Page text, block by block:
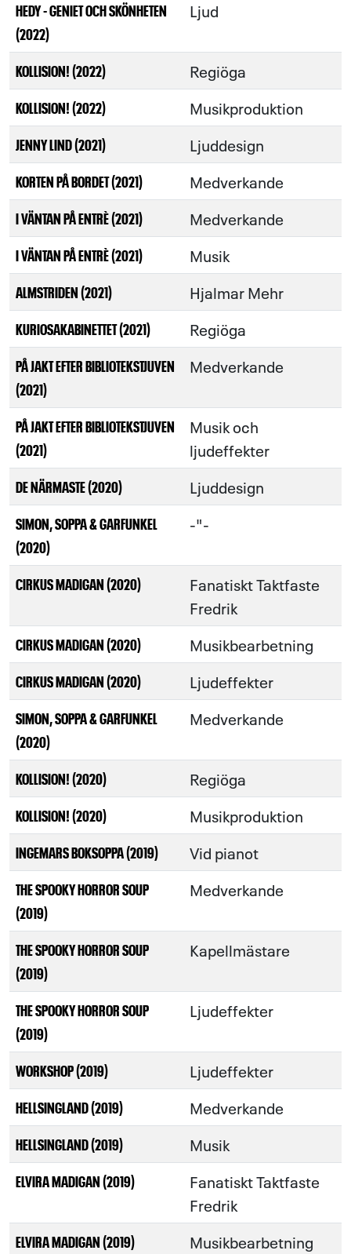
HEDY - GENIET OCH SKÖNHETEN
(2022)
Ljud
KOLLISION! (2022) Regiöga
KOLLISION! (2022) Musikproduktion
JENNY LIND (2021) Ljuddesign
KORTEN PÅ BORDET (2021) Medverkande
I VÄNTAN PÅ ENTRÈ (2021) Medverkande
I VÄNTAN PÅ ENTRÈ (2021) Musik
ALMSTRIDEN (2021) Hjalmar Mehr
KURIOSAKABINETTET (2021) Regiöga
PÅ JAKT EFTER BIBLIOTEKSTJUVEN
(2021)
Medverkande
PÅ JAKT EFTER BIBLIOTEKSTJUVEN
(2021)
Musik och
ljudeffekter
DE NÄRMASTE (2020) Ljuddesign
SIMON, SOPPA & GARFUNKEL
(2020)
-"-
CIRKUS MADIGAN (2020)
Fanatiskt Taktfaste
Fredrik
CIRKUS MADIGAN (2020) Musikbearbetning
CIRKUS MADIGAN (2020) Ljudeffekter
SIMON, SOPPA & GARFUNKEL
(2020)
Medverkande
KOLLISION! (2020) Regiöga
KOLLISION! (2020) Musikproduktion
INGEMARS BOKSOPPA (2019) Vid pianot
THE SPOOKY HORROR SOUP
(2019)
Medverkande
THE SPOOKY HORROR SOUP
(2019)
Kapellmästare
THE SPOOKY HORROR SOUP
(2019)
Ljudeffekter
WORKSHOP (2019) Ljudeffekter
HELLSINGLAND (2019) Medverkande
HELLSINGLAND (2019) Musik
ELVIRA MADIGAN (2019)
Fanatiskt Taktfaste
Fredrik
ELVIRA MADIGAN (2019) Musikbearbetning